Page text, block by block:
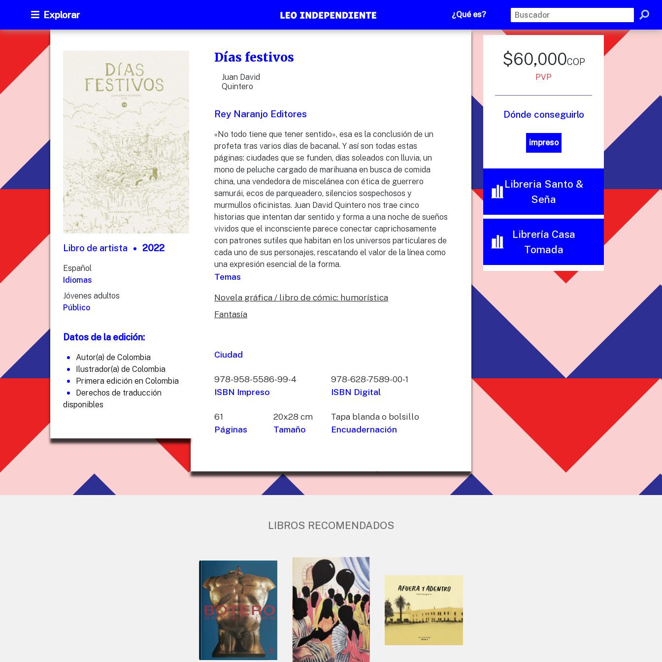
Explorar ¿Qué es?
Libro de artista 2022
Español
Idiomas
Jóvenes adultos
Público
Datos de la edición:
Autor(a) de Colombia
Ilustrador(a) de Colombia
Primera edición en Colombia
Derechos de traducción
disponibles
Días festivos
Juan David
Quintero
Rey Naranjo Editores
«No todo tiene que tener sentido», esa es la conclusión de un
profeta tras varios días de bacanal. Y así son todas estas
páginas: ciudades que se funden, días soleados con lluvia, un
mono de peluche cargado de marihuana en busca de comida
china, una vendedora de miscelánea con ética de guerrero
samurái, ecos de parqueadero, silencios sospechosos y
murmullos oficinistas. Juan David Quintero nos trae cinco
historias que intentan dar sentido y forma a una noche de sueños
vividos que el inconsciente parece conectar caprichosamente
con patrones sutiles que habitan en los universos particulares de
cada uno de sus personajes, rescatando el valor de la línea como
una expresión esencial de la forma.
Temas
Novela gráfica / libro de cómic: humorística
Fantasía
Ciudad
978-958-5586-99-4
ISBN Impreso
978-628-7589-00-1
ISBN Digital
61
Páginas
20x28 cm
Tamaño
Tapa blanda o bolsillo
Encuadernación
$60,000cop
PVP
Dónde conseguirlo
impreso
Libreria Santo &
Seña
Librería Casa
Tomada
LIBROS RECOMENDADOS